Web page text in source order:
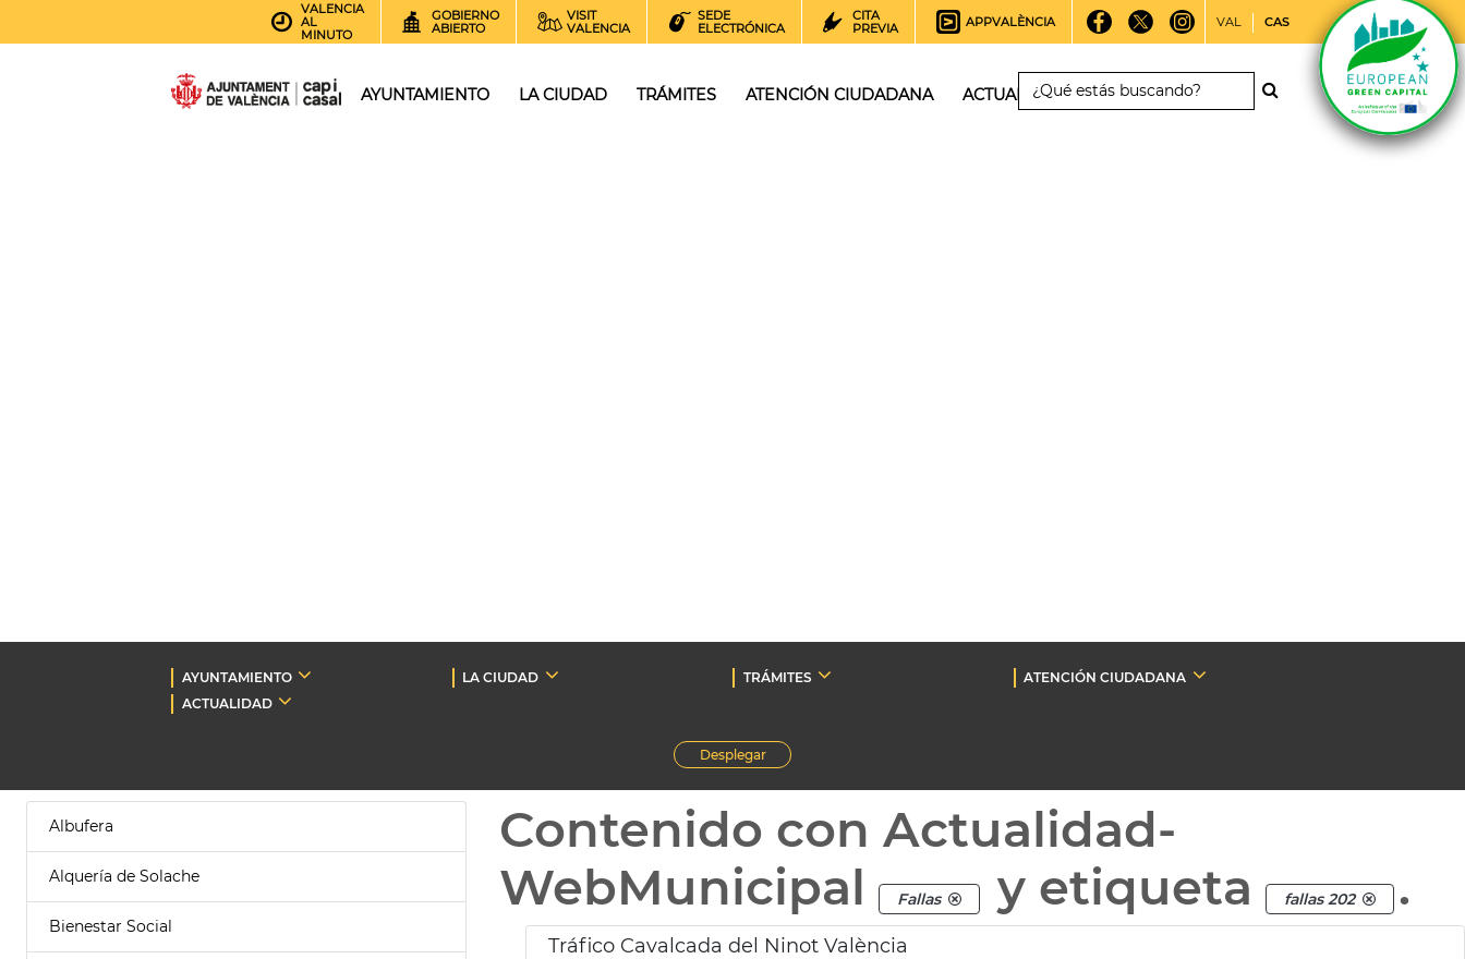
VALENCIA
AL
MINUTO
GOBIERNO
ABIERTO
VISIT
VALENCIA
SEDE
ELECTRÓNICA
CITA
PREVIA
APPVALÈNCIA VAL CAS
AYUNTAMIENTO LA CIUDAD TRÁMITES ATENCIÓN CIUDADANA ACTUALIDAD
AYUNTAMIENTO LA CIUDAD TRÁMITES
ATENCIÓN CIUDADANA
ACTUALIDAD
Desplegar
Albufera
Alquería de Solache
Bienestar Social
Contenido con Actualidad-
WebMunicipal
Fallas y etiqueta fallas 202 .
Tráfico Cavalcada del Ninot València